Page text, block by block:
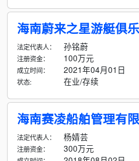
海南蔚来之星游艇俱
法定代表人： 孙铭蔚
注册资金： 100万元
成立时间： 2021年04月01日
状态: 在业/存续
海南赛凌船舶管理有
法定代表人： 杨婧芸
注册资金： 300万元